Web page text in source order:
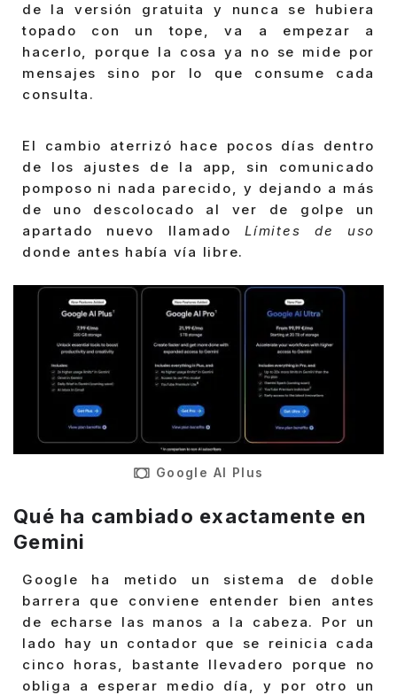
de la versión gratuita y nunca se hubiera
topado con un tope, va a empezar a
hacerlo, porque la cosa ya no se mide por
mensajes sino por lo que consume cada
consulta.
El cambio aterrizó hace pocos días dentro
de los ajustes de la app, sin comunicado
pomposo ni nada parecido, y dejando a más
de uno descolocado al ver de golpe un
apartado nuevo llamadoLímites de uso
donde antes había vía libre.
Google AI Plus
Qué ha cambiado exactamente en
Gemini
Google ha metido un sistema de doble
barrera que conviene entender bien antes
de echarse las manos a la cabeza. Por un
lado hay un contador que se reinicia cada
cinco horas, bastante llevadero porque no
obliga a esperar medio día, y por otro un